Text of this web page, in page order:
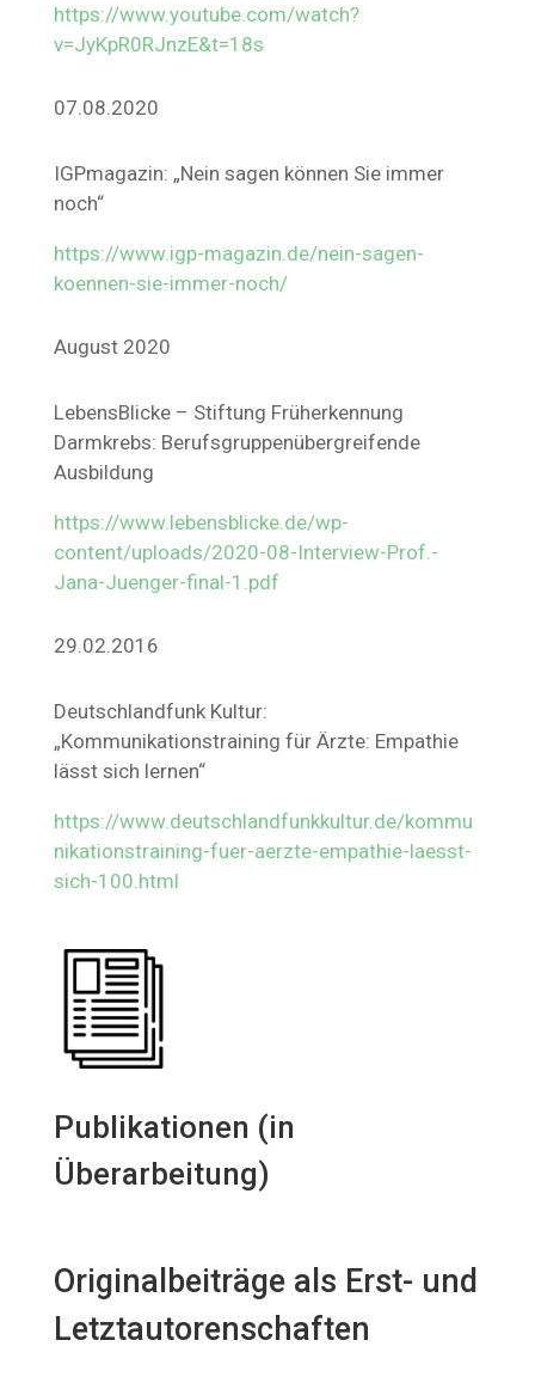
https://www.youtube.com/watch?
v=JyKpR0RJnzE&t=18s
07.08.2020
IGPmagazin: „Nein sagen können Sie immer
noch“
https://www.igp-magazin.de/nein-sagen-
koennen-sie-immer-noch/
August 2020
LebensBlicke – Stiftung Früherkennung
Darmkrebs: Berufsgruppenübergreifende
Ausbildung
https://www.lebensblicke.de/wp-
content/uploads/2020-08-Interview-Prof.-
Jana-Juenger-final-1.pdf
29.02.2016
Deutschlandfunk Kultur:
„Kommunikationstraining für Ärzte: Empathie
lässt sich lernen“
https://www.deutschlandfunkkultur.de/kommu
nikationstraining-fuer-aerzte-empathie-laesst-
sich-100.html
Publikationen (in
Überarbeitung)
Originalbeiträge als Erst- und
Letztautorenschaften